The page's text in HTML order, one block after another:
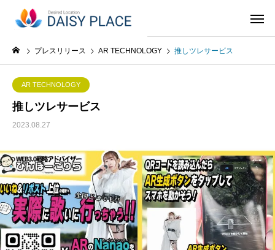
プレスリリース AR TECHNOLOGY 推しツレサービス
AR TECHNOLOGY
推しツレサービス
2023.08.27